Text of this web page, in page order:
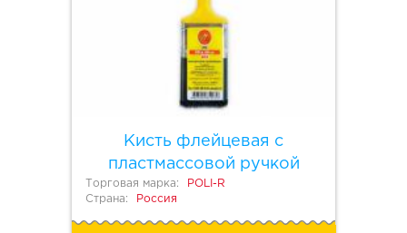
Кисть флейцевая с
пластмассовой ручкой
Торговая марка:
POLI-R
Страна:
Россия